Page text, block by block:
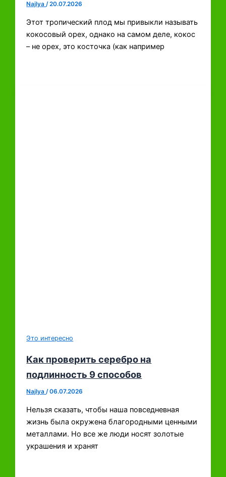
Najlya/20.07.2026
Этот тропический плод мы привыкли называть
кокосовый орех, однако на самом деле, кокос
– не орех, это косточка (как например
Это интересно
Как проверить серебро на
подлинность 9 способов
Najlya/06.07.2026
Нельзя сказать, чтобы наша повседневная
жизнь была окружена благородными ценными
металлами. Но все же люди носят золотые
украшения и хранят